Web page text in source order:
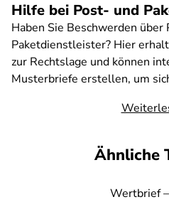
Hilfe bei Post- und
Haben Sie Beschwerden über
Paketdienstleister? Hier
zur Rechtslage und können
Musterbriefe erstellen, um
Ähnliche
Wertbrief –